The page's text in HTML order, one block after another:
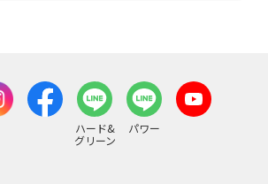
ハード&
グリーン
パワー